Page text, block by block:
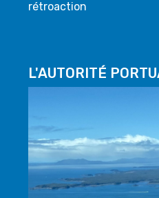
rétroaction
L'AUTORITÉ